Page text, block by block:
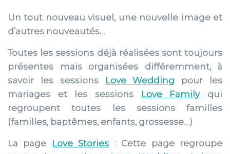
Un tout nouveau visuel, une nouvelle image et
d’autres nouveautés…
Toutes les sessions déjà réalisées sont toujours
présentes mais organisées différemment, à
savoir les sessions
Love Wedding pour les
mariages et les sessions
Love Familyqui
regroupent toutes les sessions familles
(familles, baptêmes, enfants, grossesse…)
La page Love Stories : Cette page regroupe